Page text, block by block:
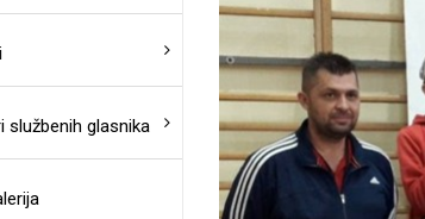
službenih glasnika